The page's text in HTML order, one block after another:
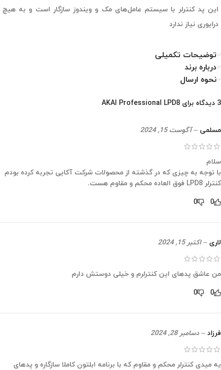
این پد کنترلر با سیستم عامل‌های مک و ویندوز سازگار است و به هیچ
درایوری نیاز ندارد
توضیحات تکمیلی
درباره برند
نحوه ارسال
3 دیدگاه برای AKAI Professional LPD8
مسلمی – آگوست 15, 2024
سلام
با توجه به چیزی که در گذشته از محصولات شرکت آکایی تجربه کرده بودم
کنترلر LPD8 فوق العاده محکم و مقاوم هست.
0
0
لاری – اکتبر 15, 2024
من عاشق پدهای این کنترلرم و خیلی دوستش دارم
0
0
فرزاد – دسامبر 28, 2024
یه میدی کنترلر محکم و مقاوم که با برنامه ابلتون کاملا سازگاره و پدهای